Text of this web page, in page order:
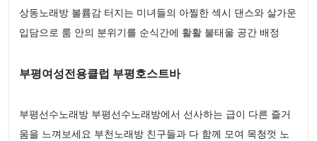
상동노래방 볼륨감 터지는 미녀들의 아찔한 섹시 댄스와 살가운
입담으로 룸 안의 분위기를 순식간에 활활 불태울 공간 배정
부평여성전용클럽 부평호스트바
부평선수노래방 부평선수노래방에서 선사하는 급이 다른 즐거
움을 느껴보세요 부천노래방 친구들과 다 함께 모여 목청껏 노